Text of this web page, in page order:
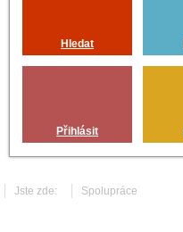
Hledat
Přihlásit
Jste zde: Spolupráce